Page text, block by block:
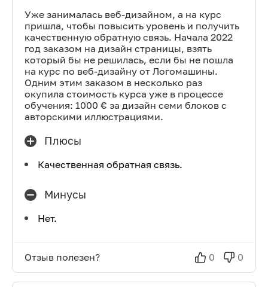
Уже занималась веб-дизайном, а на курс
пришла, чтобы повысить уровень и получить
качественную обратную связь. Начала 2022
год заказом на дизайн страницы, взять
который бы не решилась, если бы не пошла
на курс по веб-дизайну от Логомашины.
Одним этим заказом в несколько раз
окупила стоимость курса уже в процессе
обучения: 1000 € за дизайн семи блоков с
авторскими иллюстрациями.
Плюсы
Качественная обратная связь.
Минусы
Нет.
Отзыв полезен? 0 0